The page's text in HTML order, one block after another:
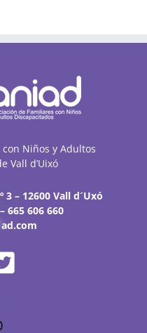
Niños y Adultos
Vall d’Uixó
– 12600 Vall d´Uxó
665 606 660
ad.com